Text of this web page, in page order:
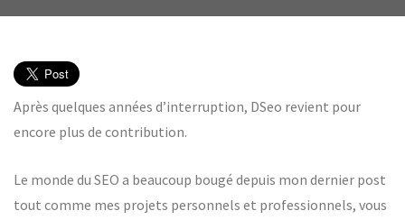
Après quelques années d’interruption, DSeo revient pour
encore plus de contribution.
Le monde du SEO a beaucoup bougé depuis mon dernier post
tout comme mes projets personnels et professionnels, vous